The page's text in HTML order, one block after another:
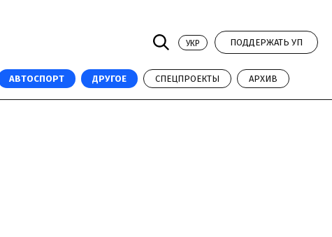
УКР ПОДДЕРЖАТЬ УП
АВТОСПОРТ ДРУГОЕ СПЕЦПРОЕКТЫ АРХИВ